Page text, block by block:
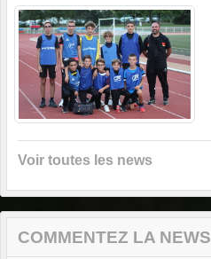
Voir toutes les news
COMMENTEZ LA NEWS